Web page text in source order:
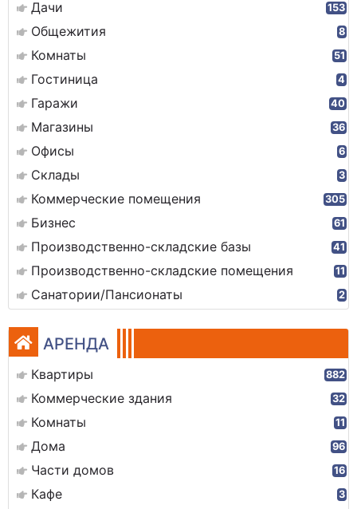
Дачи 153
Общежития 8
Комнаты 51
Гостиница 4
Гаражи 40
Магазины 36
Офисы 6
Склады 3
Коммерческие помещения 305
Бизнес 61
Производственно-складские базы 41
Производственно-складские помещения 11
Санатории/Пансионаты 2
АРЕНДА
Квартиры 882
Коммерческие здания 32
Комнаты 11
Дома 96
Части домов 16
Кафе 3